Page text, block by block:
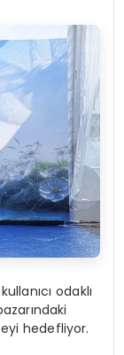
odaklı
hedefliyor.